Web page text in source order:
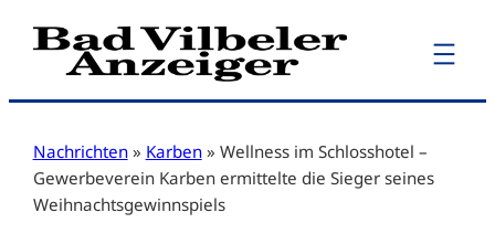
Zum
Inhalt
Nachrichten » Karben » Wellness im Schlosshotel –
Gewerbeverein Karben ermittelte die Sieger seines
Weihnachtsgewinnspiels